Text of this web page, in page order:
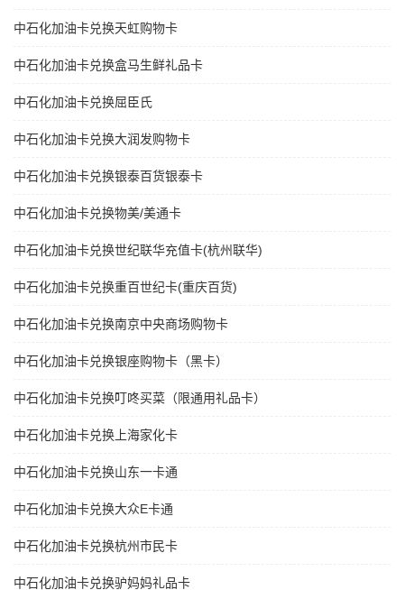
中石化加油卡兑换天虹购物卡
中石化加油卡兑换盒马生鲜礼品卡
中石化加油卡兑换屈臣氏
中石化加油卡兑换大润发购物卡
中石化加油卡兑换银泰百货银泰卡
中石化加油卡兑换物美/美通卡
中石化加油卡兑换世纪联华充值卡(杭州联华)
中石化加油卡兑换重百世纪卡(重庆百货)
中石化加油卡兑换南京中央商场购物卡
中石化加油卡兑换银座购物卡（黑卡）
中石化加油卡兑换叮咚买菜（限通用礼品卡）
中石化加油卡兑换上海家化卡
中石化加油卡兑换山东一卡通
中石化加油卡兑换大众E卡通
中石化加油卡兑换杭州市民卡
中石化加油卡兑换驴妈妈礼品卡